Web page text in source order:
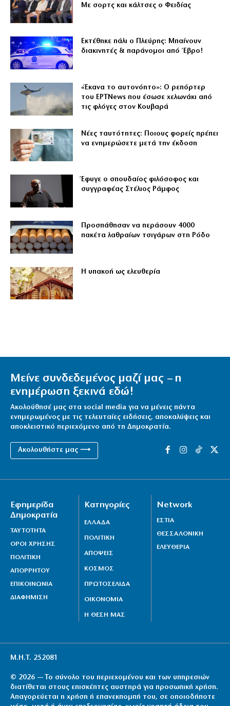
Με σορτς και κάλτσες ο Φειδίας
Εκτέθηκε πάλι ο Πλεύρης: Μπαίνουν
διακινητές & παράνομοι από Έβρο!
«Έκανα το αυτονόητο»: Ο ρεπόρτερ
του ΕΡΤNews που έσωσε χελωνάκι από
τις φλόγες στον Κουβαρά
Νέες ταυτότητες: Ποιους φορείς πρέπει
να ενημερώσετε μετά την έκδοση
Έφυγε ο σπουδαίος φιλόσοφος και
συγγραφέας Στέλιος Ράμφος
Προσπάθησαν να περάσουν 4000
πακέτα λαθραίων τσιγάρων στη Ρόδο
Η υπακοή ως ελευθερία
Μείνε συνδεδεμένος μαζί μας – η
ενημέρωση ξεκινά εδώ!
Ακολούθησέ μας στα social media για να μένεις πάντα
ενημερωμένος με τις τελευταίες ειδήσεις, αποκαλύψεις και
αποκλειστικό περιεχόμενο από τη Δημοκρατία.
Ακολουθήστε μας ⟶
Εφημερίδα
Δημοκρατία
ΤΑΥΤΟΤΗΤΑ
ΟΡΟΙ ΧΡΗΣΗΣ
ΠΟΛΙΤΙΚΗ
ΑΠΟΡΡΗΤΟΥ
ΕΠΙΚΟΙΝΩΝΙΑ
ΔΙΑΦΗΜΙΣΗ
Κατηγορίες
ΕΛΛΑΔΑ
ΠΟΛΙΤΙΚΗ
ΑΠΟΨΕΙΣ
ΚΟΣΜΟΣ
ΠΡΩΤΟΣΕΛΙΔΑ
ΟΙΚΟΝΟΜΙΑ
Η ΘΕΣΗ ΜΑΣ
Network
ΕΣΤΙΑ
ΘΕΣΣΑΛΟΝΙΚΗ
ΕΛΕΥΘΕΡΙΑ
Μ.Η.Τ. 252081
© 2026 — Το σύνολο του περιεχομένου και των υπηρεσιών
διατίθεται στους επισκέπτες αυστηρά για προσωπική χρήση.
Απαγορεύεται η χρήση ή επανεκπομπή του, σε οποιοδήποτε